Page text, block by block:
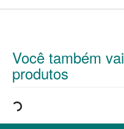
Você também
produtos